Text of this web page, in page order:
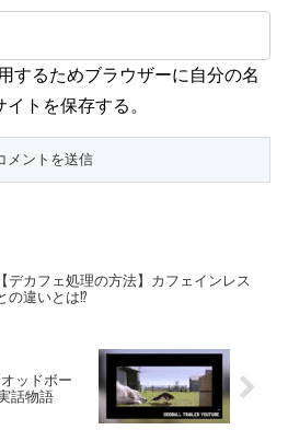
するためブラウザーに自分の名
トを保存する。
【デカフェ処理の方法】カフェインレス
の違いとは⁉︎
ッドボー
話物語